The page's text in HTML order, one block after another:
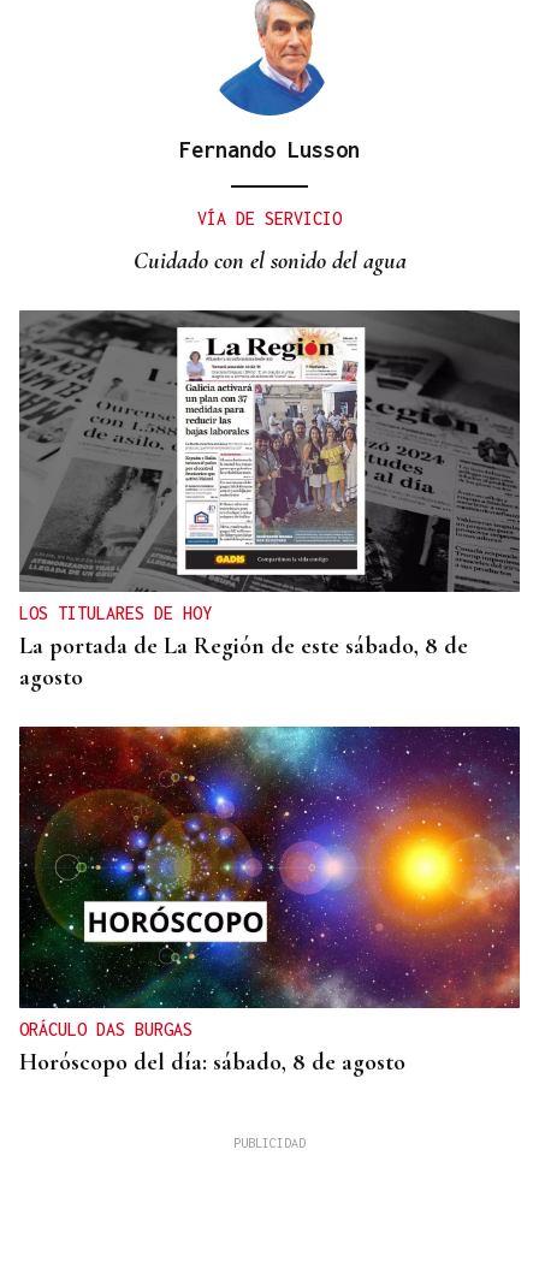
Gaseosas Roca, medio siglo creciendo junto a
Fernando Lusson
VÍA DE SERVICIO
Cuidado con el sonido del agua
LOS TITULARES DE HOY
La portada de La Región de este sábado, 8 de
agosto
ORÁCULO DAS BURGAS
Horóscopo del día: sábado, 8 de agosto